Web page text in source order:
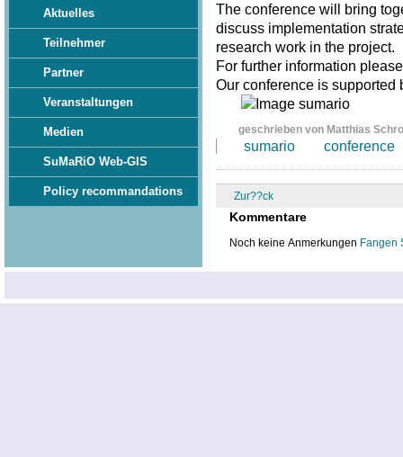
Aktuelles
Teilnehmer
Partner
Veranstaltungen
Medien
SuMaRiO Web-GIS
Policy recommandations
The conference will bring
discuss implementation
research work in the project.
For further information
Our conference is
geschrieben von Matthias
sumario conference
Zur??ck
Kommentare
Noch keine Anmerkungen Fangen